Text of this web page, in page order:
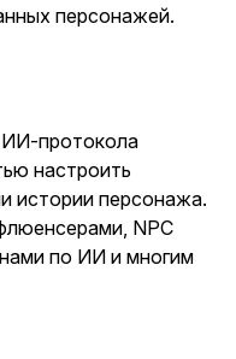
персонажей.
протокола
настроить
истории персонажа.
NPC
по ИИ и многим